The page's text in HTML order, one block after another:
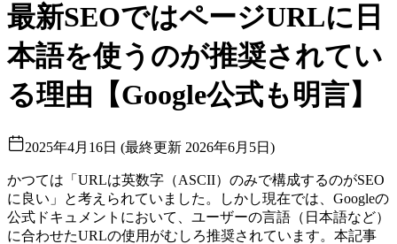
最新SEOではページURLに日
本語を使うのが推奨されてい
る理由【Google公式も明言】
2025年4月16日 (最終更新 2026年6月5日 )
かつては「URLは英数字（ASCII）のみで構成するのがSEO
に良い」と考えられていました。しかし現在では、Googleの
公式ドキュメントにおいて、ユーザーの言語（日本語など）
に合わせたURLの使用がむしろ推奨されています。本記事